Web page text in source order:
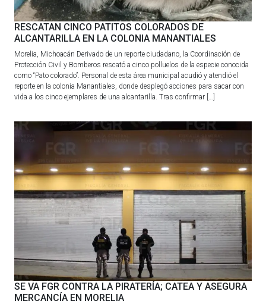
RESCATAN CINCO PATITOS COLORADOS DE
ALCANTARILLA EN LA COLONIA MANANTIALES
Morelia, Michoacán Derivado de un reporte ciudadano, la Coordinación de
Protección Civil y Bomberos rescató a cinco polluelos de la especie conocida
como “Pato colorado”. Personal de esta área municipal acudió y atendió el
reporte en la colonia Manantiales, donde desplegó acciones para sacar con
vida a los cinco ejemplares de una alcantarilla. Tras confirmar […]
SE VA FGR CONTRA LA PIRATERÍA; CATEA Y ASEGURA
MERCANCÍA EN MORELIA